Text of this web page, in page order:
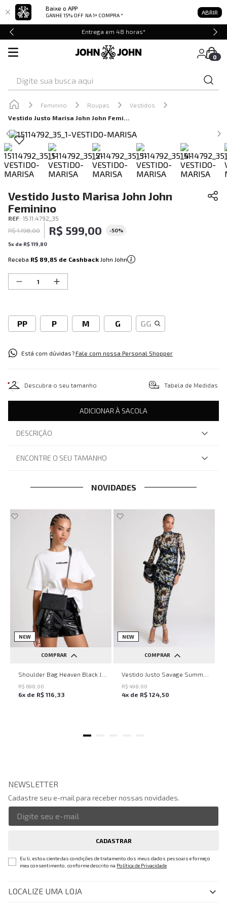
Baixe o APP
GANHE 15% OFF NA 1ª COMPRA * ABRIR
Entrega em 48 horas*
0
Feminino Roupas
Vestidos
Vestido Justo Marisa John John Feminino
Vestido Justo Marisa John John
Feminino
REF: 15.11.4792_35
R$ 1.198,00 R$ 599,00 -50%
5x de R$119 80
Receba R$ 89,85 de Cashback John John
PP P M G GG
Está com dúvidas?Fale com nossa Personal Shopper
Descubra o seu tamanho Tabela de Medidas
ADICIONAR À SACOLA
DESCRIÇÃO
ENCONTRE O SEU TAMANHO
NOVIDADES
NEW
COMPRAR
UN
R$ 698 00
6x de R$ 116 33
NEW
COMPRAR
PP P M G
R$ 498 00
4x de R$ 124 50
NEWSLETTER
Cadastre seu e-mail para receber nossas novidades.
CADASTRAR
Eu li, estou ciente das condições de tratamento dos meus dados pessoais e forneço
meu consentimento, conforme descrito na Política de Privacidade
LOCALIZE UMA LOJA